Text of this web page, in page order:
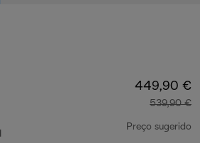
449,90 €
539,90 €
Preço sugerido